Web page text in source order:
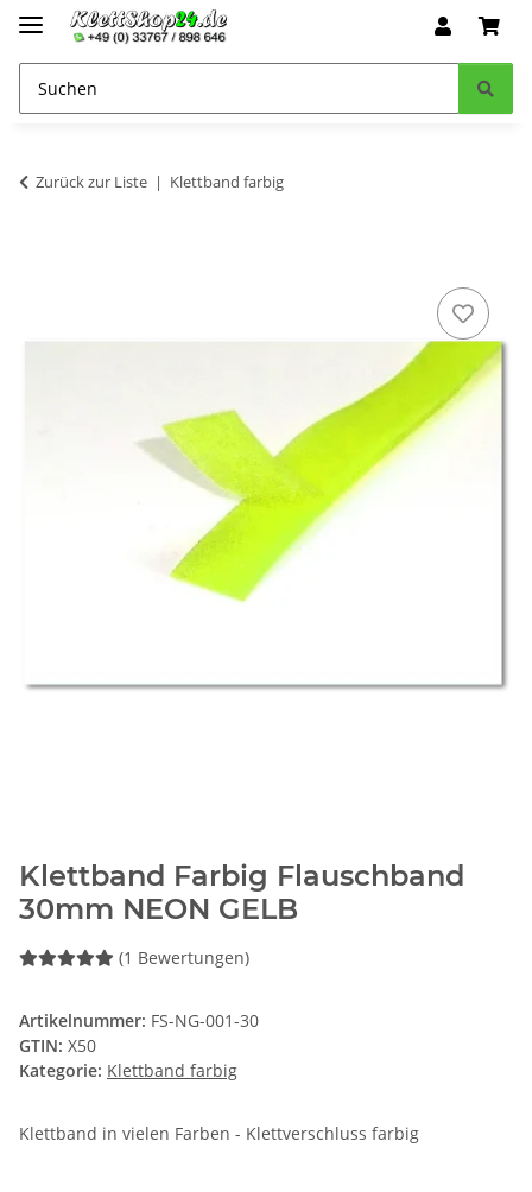
Zurück zur Liste Klettband farbig
Klettband Farbig Flauschband
30mm NEON GELB
(1 Bewertungen)
Artikelnummer: FS-NG-001-30
GTIN: X50
Kategorie: Klettband farbig
Klettband in vielen Farben - Klettverschluss farbig